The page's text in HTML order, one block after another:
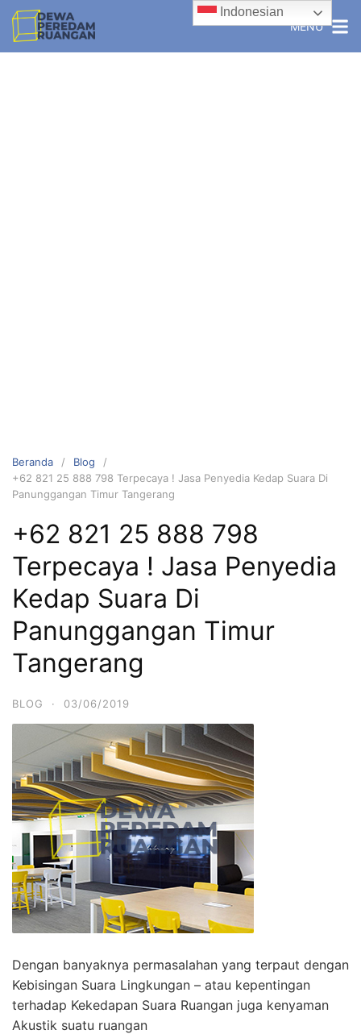
MENU
Beranda
Blog
+62 821 25 888 798 Terpecaya ! Jasa Penyedia Kedap Suara Di
Panunggangan Timur Tangerang
+62 821 25 888 798
Terpecaya ! Jasa Penyedia
Kedap Suara Di
Panunggangan Timur
Tangerang
BLOG · 03/06/2019
Dengan banyaknya permasalahan yang terpaut dengan
Kebisingan Suara Lingkungan – atau kepentingan
terhadap Kekedapan Suara Ruangan juga kenyaman
Akustik suatu ruangan
Indonesian